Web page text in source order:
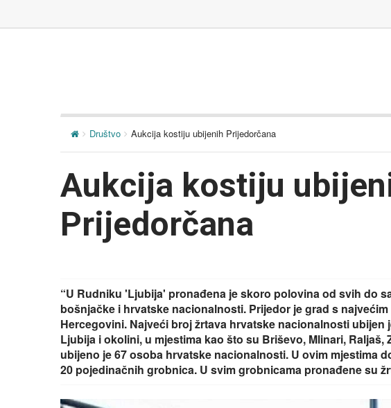
Društvo Aukcija kostiju ubijenih Prijedorčana
Aukcija kostiju
Prijedorčana
“U Rudniku 'Ljubija' pronađena je skoro polovina od svih do
bošnjačke i hrvatske nacionalnosti. Prijedor je grad s
Hercegovini. Najveći broj žrtava hrvatske nacionalnosti ubijen
Ljubija i okolini, u mjestima kao što su Briševo, Mlinari, Raljaš,
ubijeno je 67 osoba hrvatske nacionalnosti. U ovim mjestima
20 pojedinačnih grobnica. U svim grobnicama pronađene su